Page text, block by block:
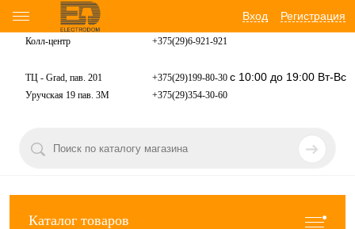
Вход Регистрация
Колл-центр +375(29)6-921-921
ТЦ - Grad, пав. 201 +375(29)199-80-30 с 10:00 до 19:00 Вт-Вс
Уручская 19 пав. 3М +375(29)354-30-60
Каталог товаров